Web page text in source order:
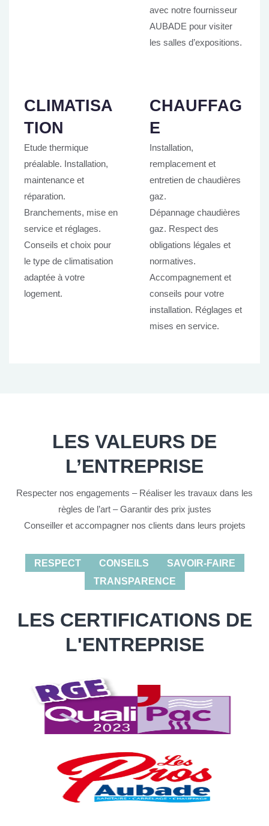
avec notre fournisseur
AUBADE pour visiter
les salles d’expositions.
CLIMATISA
TION
Etude thermique
préalable. Installation,
maintenance et
réparation.
Branchements, mise en
service et réglages.
Conseils et choix pour
le type de climatisation
adaptée à votre
logement.
CHAUFFAG
E
Installation,
remplacement et
entretien de chaudières
gaz.
Dépannage chaudières
gaz. Respect des
obligations légales et
normatives.
Accompagnement et
conseils pour votre
installation. Réglages et
mises en service.
LES VALEURS DE
L’ENTREPRISE
Respecter nos engagements – Réaliser les travaux dans les
règles de l’art – Garantir des prix justes
Conseiller et accompagner nos clients dans leurs projets
RESPECT CONSEILS
SAVOIR-FAIRE
TRANSPARENCE
LES CERTIFICATIONS DE
L'ENTREPRISE